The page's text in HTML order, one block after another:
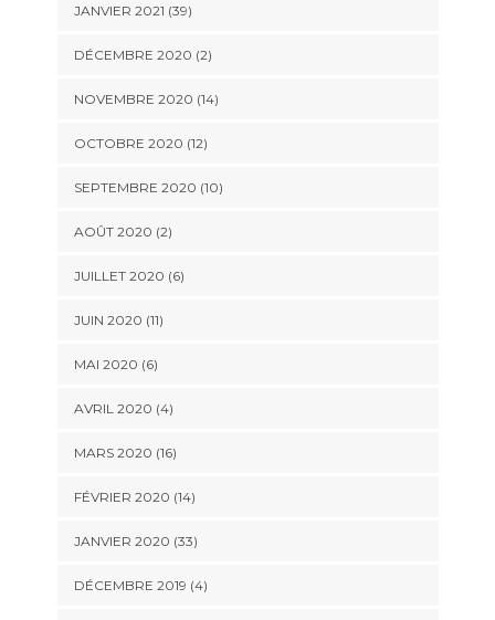
JANVIER 2021 (39)
DÉCEMBRE 2020 (2)
NOVEMBRE 2020 (14)
OCTOBRE 2020 (12)
SEPTEMBRE 2020 (10)
AOÛT 2020 (2)
JUILLET 2020 (6)
JUIN 2020 (11)
MAI 2020 (6)
AVRIL 2020 (4)
MARS 2020 (16)
FÉVRIER 2020 (14)
JANVIER 2020 (33)
DÉCEMBRE 2019 (4)